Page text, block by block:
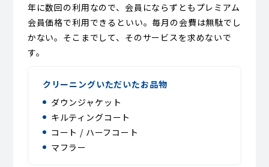
年に数回の利用なので、会員にならずともプレミアム
会員価格で利用できるといい。毎月の会費は無駄でし
かない。そこまでして、そのサービスを求めないで
す。
クリーニングいただいたお品物
ダウンジャケット
キルティングコート
コート / ハーフコート
マフラー